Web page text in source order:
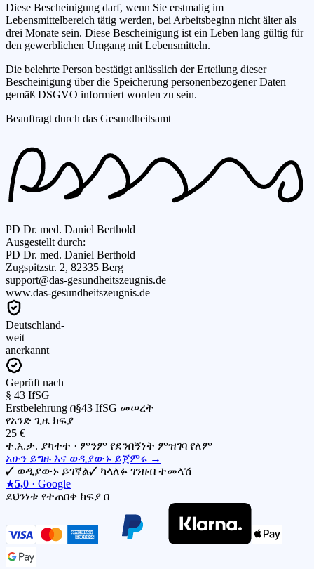
Diese Bescheinigung darf, wenn Sie erstmalig im
Lebensmittelbereich tätig werden, bei Arbeitsbeginn nicht älter als
drei Monate sein. Diese Bescheinigung ist ein Leben lang gültig für
den gewerblichen Umgang mit Lebensmitteln.
Die belehrte Person bestätigt anlässlich der Erteilung dieser
Bescheinigung über die Speicherung personenbezogener Daten
gemäß DSGVO informiert worden zu sein.
Beauftragt durch das Gesundheitsamt
PD Dr. med. Daniel Berthold
Ausgestellt durch:
PD Dr. med. Daniel Berthold
Zugspitzstr. 2, 82335 Berg
support@das-gesundheitszeugnis.de
www.das-gesundheitszeugnis.de
Deutschland-
weit
anerkannt
Geprüft nach
§ 43 IfSG
Erstbelehrung በ§43 IfSG መሠረት
የአንድ ጊዜ ክፍያ
25 €
ተ.እ.ታ. ያካተተ · ምንም የደንበኝነት ምዝገባ የለም
አሁን ይግዙ እና ወዲያውኑ ይጀምሩ →
✓ ወዲያውኑ ይገኛል✓ ካላለፉ ገንዘብ ተመላሽ
★5,0 · Google
ደህንነቱ የተጠበቀ ክፍያ በ